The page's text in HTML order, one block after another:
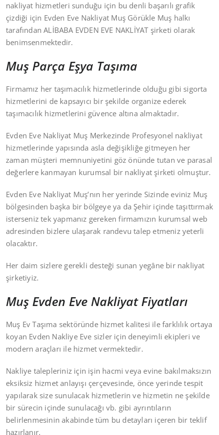
nakliyat hizmetleri sunduğu için bu denli başarılı grafik
çizdiği için Evden Eve Nakliyat Muş Görükle Muş halkı
tarafından ALİBABA EVDEN EVE NAKLİYAT şirketi olarak
benimsenmektedir.
Muş Parça Eşya Taşıma
Firmamız her taşımacılık hizmetlerinde olduğu gibi sigorta
hizmetlerini de kapsayıcı bir şekilde organize ederek
taşımacılık hizmetlerini güvence altına almaktadır.
Evden Eve Nakliyat Muş Merkezinde Profesyonel nakliyat
hizmetlerinde yapısında asla değişikliğe gitmeyen her
zaman müşteri memnuniyetini göz önünde tutan ve parasal
değerlere kanmayan kurumsal bir nakliyat şirketi olmuştur.
Evden Eve Nakliyat Muş’nın her yerinde Sizinde eviniz Muş
bölgesinden başka bir bölgeye ya da Şehir içinde taşıttırmak
isterseniz tek yapmanız gereken firmamızın kurumsal web
adresinden bizlere ulaşarak randevu talep etmeniz yeterli
olacaktır.
Her daim sizlere gerekli desteği sunan yegâne bir nakliyat
şirketiyiz.
Muş Evden Eve Nakliyat Fiyatları
Muş Ev Taşıma sektöründe hizmet kalitesi ile farklılık ortaya
koyan Evden Nakliye Eve sizler için deneyimli ekipleri ve
modern araçları ile hizmet vermektedir.
Nakliye talepleriniz için işin hacmi veya evine bakılmaksızın
eksiksiz hizmet anlayışı çerçevesinde, önce yerinde tespit
yapılarak size sunulacak hizmetlerin ve hizmetin ne şekilde
bir sürecin içinde sunulacağı vb. gibi ayrıntıların
belirlenmesinin akabinde tüm bu detayları içeren bir teklif
hazırlanır.